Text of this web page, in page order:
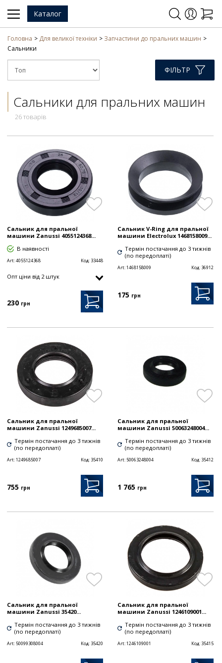
Каталог
Головна Для великої техніки
Запчастини до пральних машин
Сальники
ФІЛЬТР
Сальники для пральних машин
26 товарів
Сальник для пральної
машини Zanussi 4055124368...
В наявності
Art:4055124368 Код: 33448
Опт цiни від 2 штук
230 грн
Сальник V-Ring для пральної
машини Electrolux 1468158009...
Термін постачання до 3 тижнів
(по передоплаті)
Art:1468158009 Код: 36912
175 грн
Сальник для пральної
машини Zanussi 1249685007...
Термін постачання до 3 тижнів
(по передоплаті)
Art:1249685007 Код: 35410
755 грн
Сальник для пральної
машини Zanussi 50063248004...
Термін постачання до 3 тижнів
(по передоплаті)
Art: 50063248004 Код: 35412
1 765 грн
Сальник для пральної
машини Zanussi 35420...
Термін постачання до 3 тижнів
(по передоплаті)
Art:50099308004 Код: 35420
Сальник для пральної
машини Zanussi 1246109001...
Термін постачання до 3 тижнів
(по передоплаті)
Art:1246109001 Код: 35415